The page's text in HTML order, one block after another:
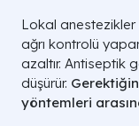
Lokal anestezikler
ağrı kontrolü
azaltır. Antiseptik
düşürür.
yöntemleri